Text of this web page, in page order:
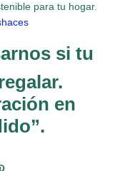
para tu hogar.
si tu
en